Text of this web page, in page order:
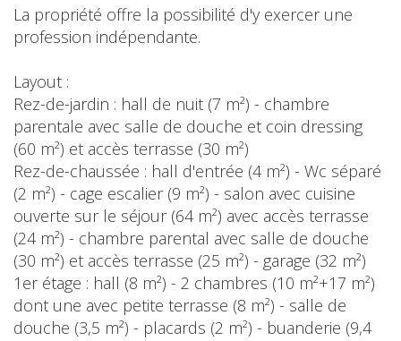
La propriété offre la possibilité d'y exercer une
profession indépendante.
Layout :
Rez-de-jardin : hall de nuit (7 m²) - chambre
parentale avec salle de douche et coin dressing
(60 m²) et accès terrasse (30 m²)
Rez-de-chaussée : hall d'entrée (4 m²) - Wc séparé
(2 m²) - cage escalier (9 m²) - salon avec cuisine
ouverte sur le séjour (64 m²) avec accès terrasse
(24 m²) - chambre parental avec salle de douche
(30 m²) et accès terrasse (25 m²) - garage (32 m²)
1er étage : hall (8 m²) - 2 chambres (10 m²+17 m²)
dont une avec petite terrasse (8 m²) - salle de
douche (3,5 m²) - placards (2 m²) - buanderie (9,4